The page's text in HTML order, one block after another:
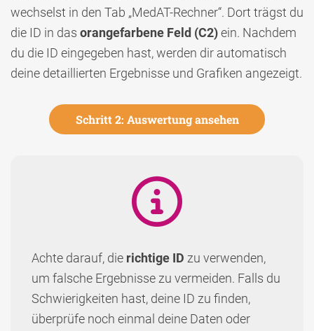
wechselst in den Tab „MedAT-Rechner“. Dort trägst du
die ID in das orangefarbene Feld (C2)ein. Nachdem
du die ID eingegeben hast, werden dir automatisch
deine detaillierten Ergebnisse und Grafiken angezeigt.
Schritt 2: Auswertung ansehen
Achte darauf, die richtige ID zu verwenden,
um falsche Ergebnisse zu vermeiden. Falls du
Schwierigkeiten hast, deine ID zu finden,
überprüfe noch einmal deine Daten oder